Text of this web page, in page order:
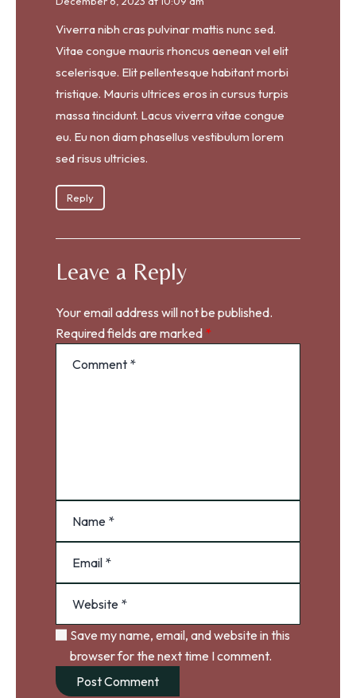
Viverra nibh cras pulvinar mattis nunc sed.
Vitae congue mauris rhoncus aenean vel elit
scelerisque. Elit pellentesque habitant morbi
tristique. Mauris ultrices eros in cursus turpis
massa tincidunt. Lacus viverra vitae congue
eu. Eu non diam phasellus vestibulum lorem
sed risus ultricies.
Reply
Leave a Reply
Your email address will not be published.
Required fields are marked *
Save my name, email, and website in this
browser for the next time I comment.